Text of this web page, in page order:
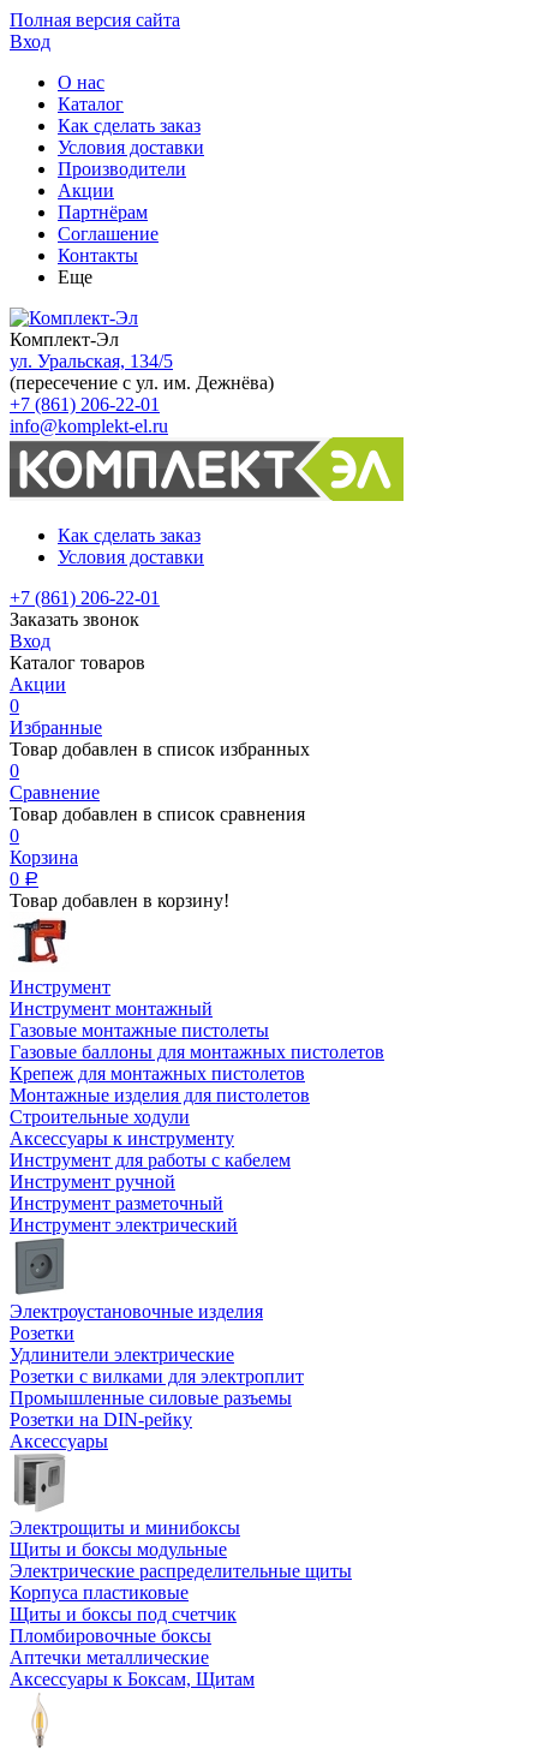
Полная версия сайта
Вход
О нас
Каталог
Как сделать заказ
Условия доставки
Производители
Акции
Партнёрам
Соглашение
Контакты
Еще
Комплект-Эл
ул. Уральская, 134/5
(пересечение с ул. им. Дежнёва)
+7 (861) 206-22-01
info@komplekt-el.ru
Как сделать заказ
Условия доставки
+7 (861) 206-22-01
Заказать звонок
Вход
Каталог товаров
Акции
0
Избранные
Товар добавлен в список избранных
0
Сравнение
Товар добавлен в список сравнения
0
Корзина
0 Р
Товар добавлен в корзину!
Инструмент
Инструмент монтажный
Газовые монтажные пистолеты
Газовые баллоны для монтажных пистолетов
Крепеж для монтажных пистолетов
Монтажные изделия для пистолетов
Строительные ходули
Аксессуары к инструменту
Инструмент для работы с кабелем
Инструмент ручной
Инструмент разметочный
Инструмент электрический
Электроустановочные изделия
Розетки
Удлинители электрические
Розетки с вилками для электроплит
Промышленные силовые разъемы
Розетки на DIN-рейку
Аксессуары
Электрощиты и минибоксы
Щиты и боксы модульные
Электрические распределительные щиты
Корпуса пластиковые
Щиты и боксы под счетчик
Пломбировочные боксы
Аптечки металлические
Аксессуары к Боксам, Щитам